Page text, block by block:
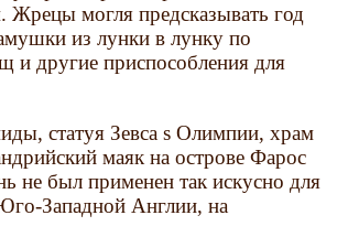
Жрецы могля предсказывать год
из лунки в лунку по
и другие приспособления для
статуя Зевса s Олимпии, храм
маяк на острове Фарос
не был применен так искусно для
Западной Англии, на